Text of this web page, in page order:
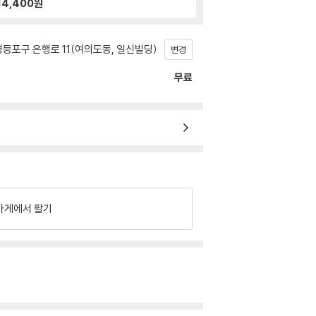
원
포구 은행로 11(여의도동, 일신빌딩) 변경
무료
게에서 팔기